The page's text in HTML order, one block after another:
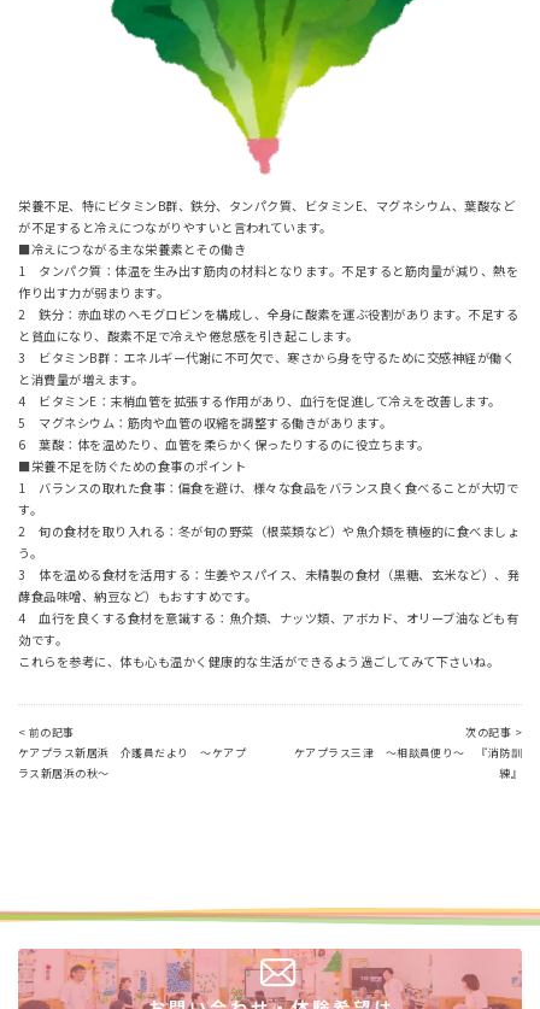
栄養不足、特にビタミンB群、鉄分、タンパク質、ビタミンE、マグネシウム、葉酸など
が不足すると冷えにつながりやすいと言われています。
■冷えにつながる主な栄養素とその働き
1 タンパク質：体温を生み出す筋肉の材料となります。不足すると筋肉量が減り、熱を
作り出す力が弱まります。
2 鉄分：赤血球のヘモグロビンを構成し、全身に酸素を運ぶ役割があります。不足する
と貧血になり、酸素不足で冷えや倦怠感を引き起こします。
3 ビタミンB群：エネルギー代謝に不可欠で、寒さから身を守るために交感神経が働く
と消費量が増えます。
4 ビタミンE：末梢血管を拡張する作用があり、血行を促進して冷えを改善します。
5 マグネシウム：筋肉や血管の収縮を調整する働きがあります。
6 葉酸：体を温めたり、血管を柔らかく保ったりするのに役立ちます。
■栄養不足を防ぐための食事のポイント
1 バランスの取れた食事：偏食を避け、様々な食品をバランス良く食べることが大切で
す。
2 旬の食材を取り入れる：冬が旬の野菜（根菜類など）や魚介類を積極的に食べましょ
う。
3 体を温める食材を活用する：生姜やスパイス、未精製の食材（黒糖、玄米など）、発
酵食品味噌、納豆など）もおすすめです。
4 血行を良くする食材を意識する：魚介類、ナッツ類、アボカド、オリーブ油なども有
効です。
これらを参考に、体も心も温かく健康的な生活ができるよう過ごしてみて下さいね。
< 前の記事
ケアプラス新居浜 介護員だより ～ケアプ
ラス新居浜の秋～
次の記事 >
ケアプラス三津 ～相談員便り～ 『消防訓
練』